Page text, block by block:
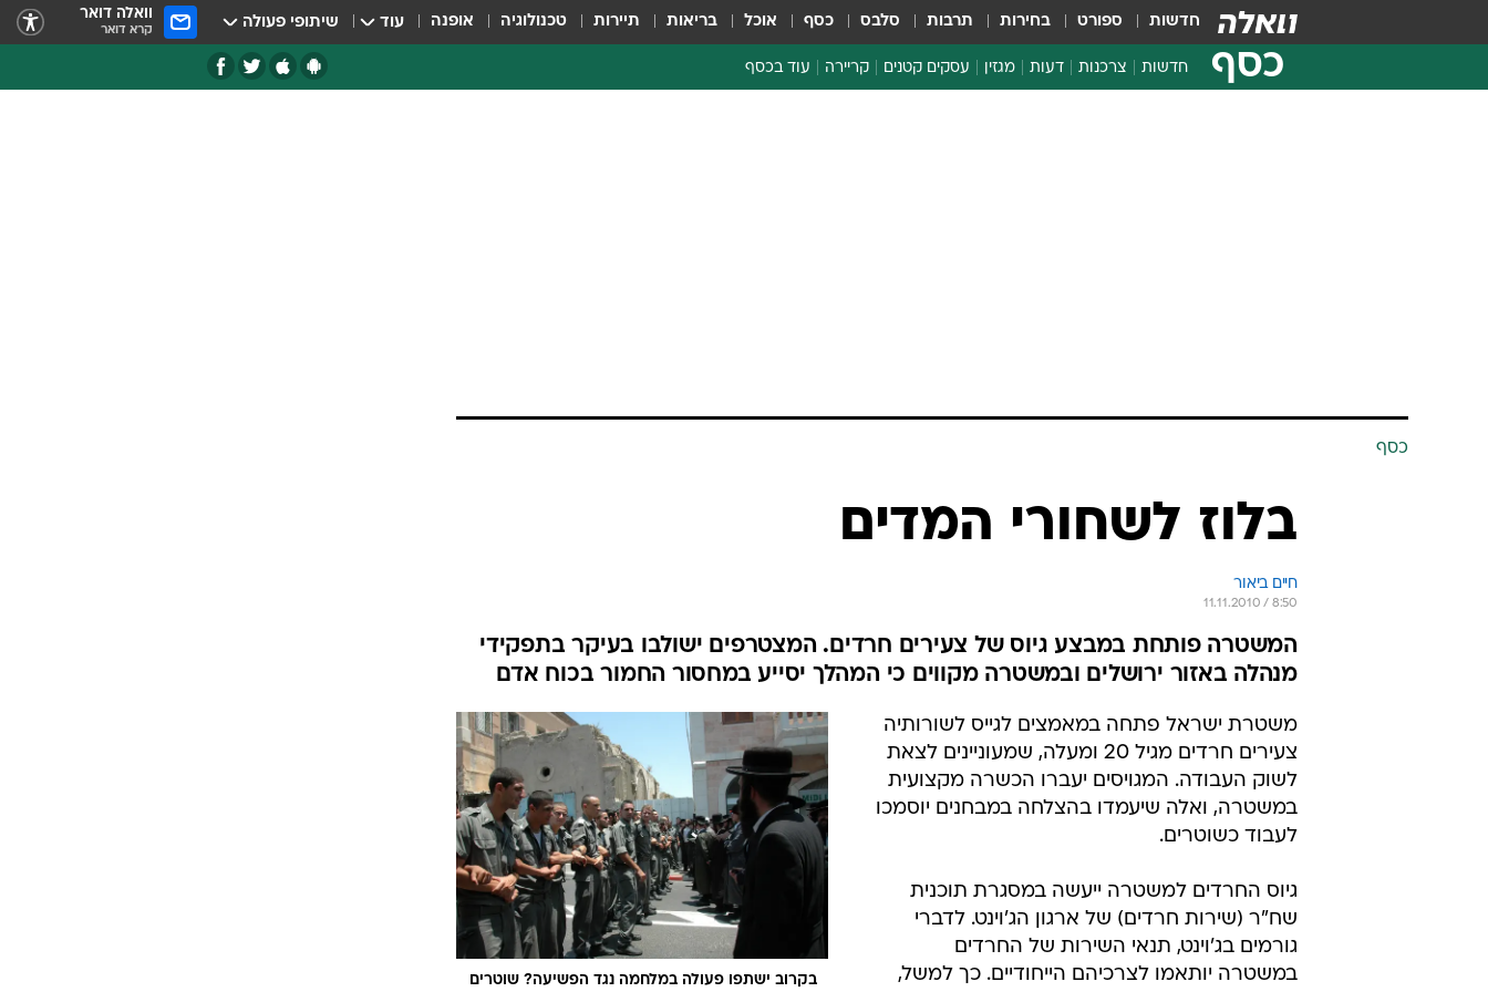
חדשות ספורט בחירות תרבות סלבס כסף אוכל בריאות תיירות טכנולוגיה אופנה עוד שיתופי פעולה וואלה דואר
קרא דואר
כסף חדשות צרכנות דעות מגזין עסקים קטנים קריירה עוד בכסף
כסף
בלוז לשחורי המדים
חיים ביאור
11.11.2010 / 8:50
המשטרה פותחת במבצע גיוס של צעירים חרדים. המצטרפים ישולבו בעיקר בתפקידי
מנהלה באזור ירושלים ובמשטרה מקווים כי המהלך יסייע במחסור החמור בכוח אדם
בקרוב ישתפו פעולה במלחמה נגד הפשיעה? שוטרים
משטרת ישראל פתחה במאמצים לגייס לשורותיה
צעירים חרדים מגיל 20 ומעלה, שמעוניינים לצאת
לשוק העבודה. המגויסים יעברו הכשרה מקצועית
במשטרה, ואלה שיעמדו בהצלחה במבחנים יוסמכו
לעבוד כשוטרים.
גיוס החרדים למשטרה ייעשה במסגרת תוכנית
שח"ר (שירות חרדים) של ארגון הג'וינט. לדברי
גורמים בג'וינט, תנאי השירות של החרדים
במשטרה יותאמו לצרכיהם הייחודיים. כך למשל,